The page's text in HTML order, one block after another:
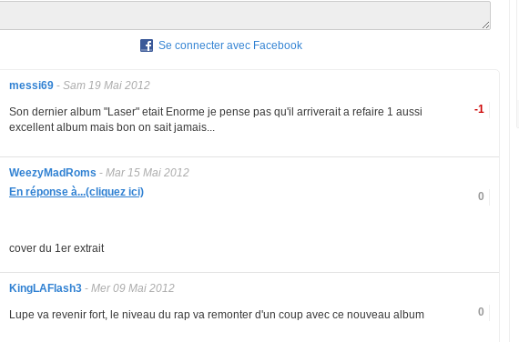
Se connecter avec Facebook
messi69 - Sam 19 Mai 2012
-1
Son dernier album "Laser" etait Enorme je pense pas qu'il arriverait a refaire 1 aussi
excellent album mais bon on sait jamais...
WeezyMadRoms - Mar 15 Mai 2012
0
En réponse à...(cliquez ici)
cover du 1er extrait
KingLAFlash3 - Mer 09 Mai 2012
0
Lupe va revenir fort, le niveau du rap va remonter d'un coup avec ce nouveau album